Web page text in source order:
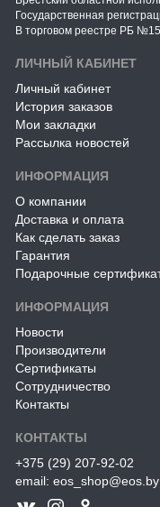
Государственная
В торговом реестре РБ
ЛИЧНЫЙ КАБИНЕТ
Личный кабинет
История заказов
Мои закладки
Рассылка новостей
ИНФОРМАЦИЯ
О компании
Доставка и оплата
Как сделать заказ
Гарантия
Подарочные
ИНФОРМАЦИЯ
Новости
Производители
Сертификаты
Сотрудничество
Контакты
КОНТАКТЫ
+375 (29) 207-92-02
email: eos_shop@eos.by